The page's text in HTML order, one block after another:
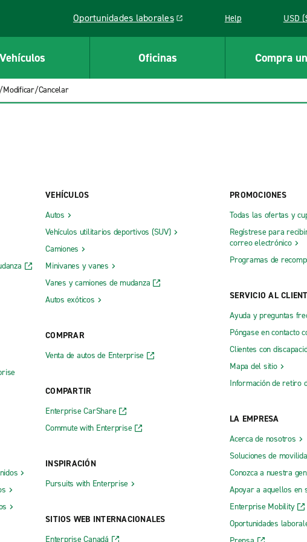
Oportunidades laborales
Link opens in a new window Help USD
Vehículos Oficinas Compra
Cancelar
VEHÍCULOS
Autos
Vehículos utilitarios deportivos (SUV)
Camiones
Minivanes y vanes
Vanes y camiones de mudanza
Autos exóticos
COMPRAR
Venta de autos de Enterprise
COMPARTIR
Enterprise CarShare
Commute with Enterprise
INSPIRACIÓN
Pursuits with Enterprise
SITIOS WEB INTERNACIONALES
Enterprise Canadá
PROMOCIONES
Todas las ofertas y
Regístrese para
correo electrónico
Programas de
SERVICIO AL
Ayuda y preguntas
Póngase en contacto
Clientes con
Mapa del sitio
Información de retiro
LA EMPRESA
Acerca de nosotros
Soluciones de
Conozca a nuestra
Apoyar a aquellos en
Enterprise Mobility
Oportunidades